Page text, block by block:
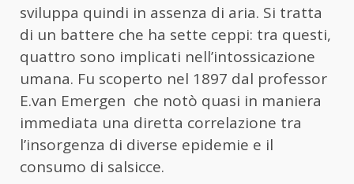
sviluppa quindi in assenza di aria. Si tratta
di un battere che ha sette ceppi: tra questi,
quattro sono implicati nell’intossicazione
umana. Fu scoperto nel 1897 dal professor
E.van Emergen che notò quasi in maniera
immediata una diretta correlazione tra
l’insorgenza di diverse epidemie e il
consumo di salsicce.